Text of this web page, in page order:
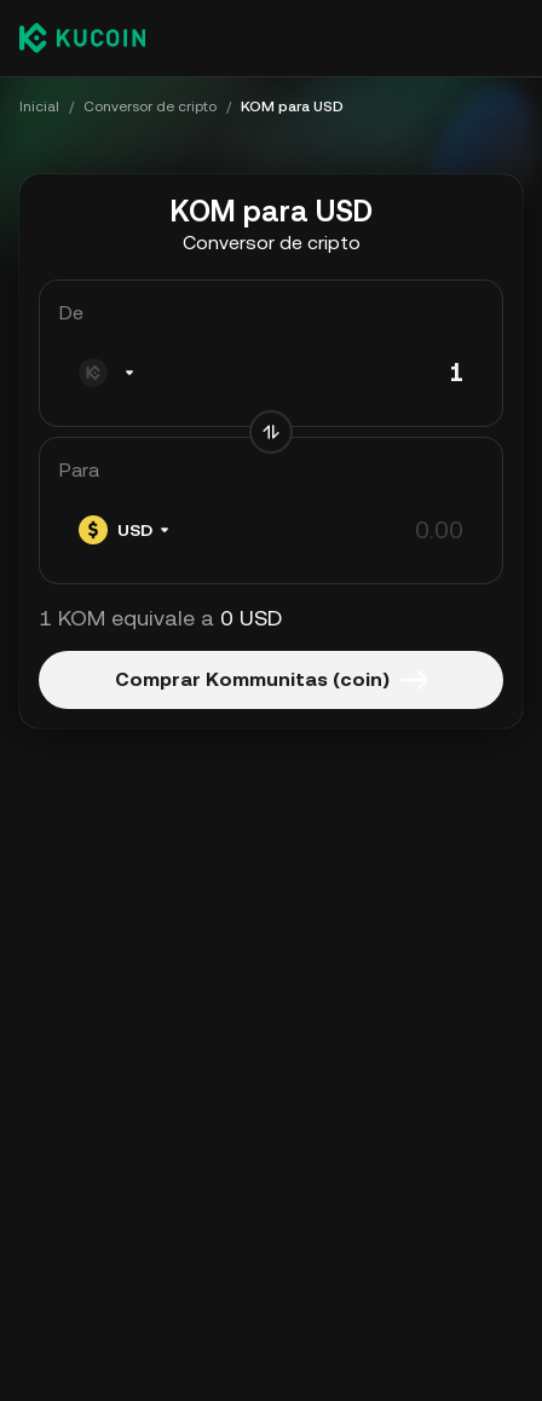
Inicial / Conversor de cripto / KOM para USD
KOM para USD
Conversor de cripto
De
Para
USD
1 KOM equivale a 0 USD
Comprar Kommunitas (coin)